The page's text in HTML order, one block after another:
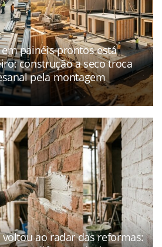
painéis prontos está
construção a seco troca
pela montagem
ao radar das reformas: